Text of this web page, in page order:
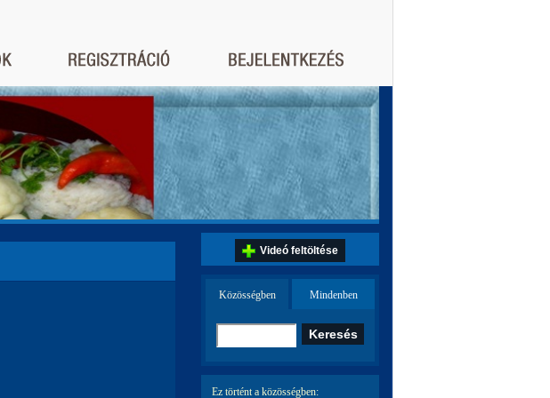
Videó feltöltése
Közösségben Mindenben
Ez történt a közösségben: